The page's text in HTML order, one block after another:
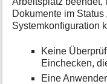
Dokumente im Status
Systemkonfiguration
Keine
Einchecken,
Eine